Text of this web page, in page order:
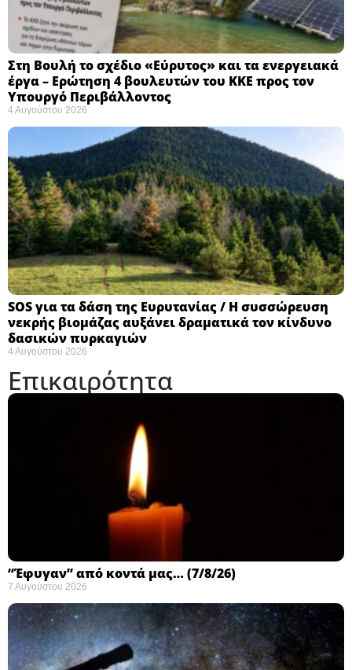
Στη Βουλή το σχέδιο «Εύρυτος» και τα ενεργειακά
έργα – Ερώτηση 4 βουλευτών του ΚΚΕ προς τον
Υπουργό Περιβάλλοντος
4 Αυγούστου 2026
SOS για τα δάση της Ευρυτανίας / Η συσσώρευση
νεκρής βιομάζας αυξάνει δραματικά τον κίνδυνο
δασικών πυρκαγιών
4 Αυγούστου 2026
Επικαιρότητα
“Έφυγαν” από κοντά μας… (7/8/26)
7 Αυγούστου 2026